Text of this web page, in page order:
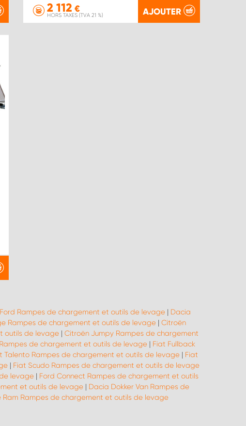
2 112 €
HORS TAXES (TVA 21 %) AJOUTER
Ford Rampes de chargement et outils de levage| Dacia
Rampes de chargement et outils de levage | Citroën
outils de levage| Citroën Jumpy Rampes de chargement
de chargement et outils de levage| Fiat Fullback
Talento Rampes de chargement et outils de levage| Fiat
| Fiat Scudo Rampes de chargement et outils de levage
levage| Ford Connect Rampes de chargement et outils
et outils de levage| Dacia Dokker Van Rampes de
Ram Rampes de chargement et outils de levage